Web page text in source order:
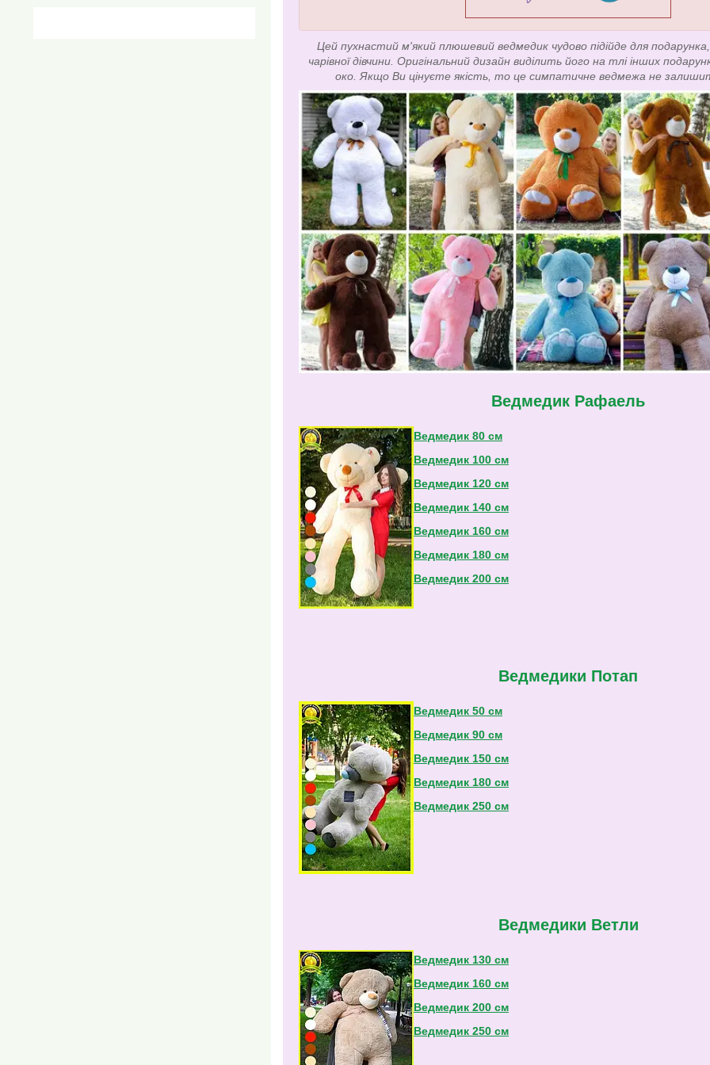
Цей пухнастий м'який плюшевий ведмедик чудово підійде для
чарівної дівчини. Оригінальний дизайн виділить його на тлі інших
око. Якщо Ви цінуєте якість, то це симпатичне ведмежа не
Ведмедик Рафаель
Ведмедик 80 см
Ведмедик 100 см
Ведмедик 120 см
Ведмедик 140 см
Ведмедик 160 см
Ведмедик 180 см
Ведмедик 200 см
Ведмедики Потап
Ведмедик 50 см
Ведмедик 90 см
Ведмедик 150 см
Ведмедик 180 см
Ведмедик 250 см
Ведмедики Ветли
Ведмедик 130 см
Ведмедик 160 см
Ведмедик 200 см
Ведмедик 250 см